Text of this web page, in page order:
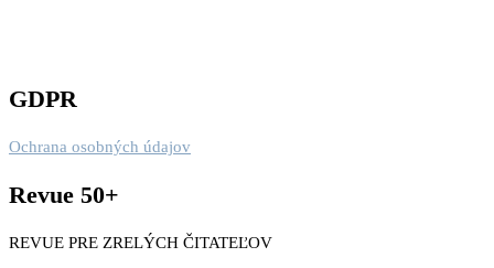
GDPR
Ochrana osobných údajov
Revue 50+
REVUE PRE ZRELÝCH ČITATEĽOV